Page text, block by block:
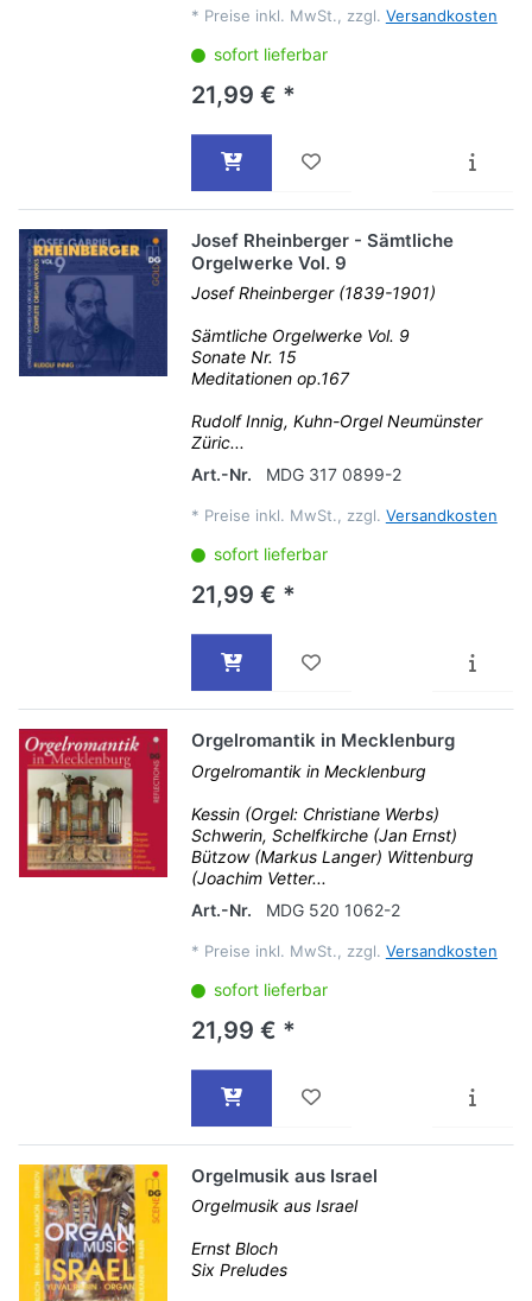
* Preise inkl. MwSt., zzgl. Versandkosten
sofort lieferbar
21,99 € *
Josef Rheinberger - Sämtliche
Orgelwerke Vol. 9
Josef Rheinberger (1839-1901)
Sämtliche Orgelwerke Vol. 9
Sonate Nr. 15
Meditationen op.167
Rudolf Innig, Kuhn-Orgel Neumünster
Züric...
Art.-Nr.
MDG 317 0899-2
* Preise inkl. MwSt., zzgl. Versandkosten
sofort lieferbar
21,99 € *
Orgelromantik in Mecklenburg
Orgelromantik in Mecklenburg
Kessin (Orgel: Christiane Werbs)
Schwerin, Schelfkirche (Jan Ernst)
Bützow (Markus Langer) Wittenburg
(Joachim Vetter...
Art.-Nr.
MDG 520 1062-2
* Preise inkl. MwSt., zzgl. Versandkosten
sofort lieferbar
21,99 € *
Orgelmusik aus Israel
Orgelmusik aus Israel
Ernst Bloch
Six Preludes